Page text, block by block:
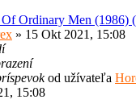
Ordinary Men (1986)
» 15 Okt 2021, 15:08
od užívateľa
15:08